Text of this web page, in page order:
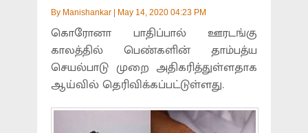
By Manishankar May 14, 2020 04:23 PM
கொரோனா பாதிப்பால் ஊரடங்கு
காலத்தில் பெண்களின் தாம்பத்ய
செயல்பாடு முறை அதிகரித்துள்ளதாக
ஆய்வில் தெரிவிக்கப்பட்டுள்ளது.